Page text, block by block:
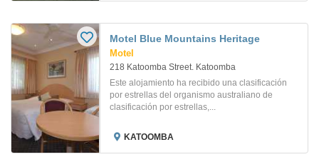
Motel Blue Mountains Heritage
Motel
218 Katoomba Street. Katoomba
Este alojamiento ha recibido una clasificación
por estrellas del organismo australiano de
clasificación por estrellas,...
KATOOMBA